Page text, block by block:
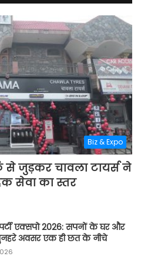
Biz & Expo
से जुड़कर चावला टायर्स ने
सेवा का स्तर
एक्सपो 2026: सपनों के घर और
अवसर एक ही छत के नीचे